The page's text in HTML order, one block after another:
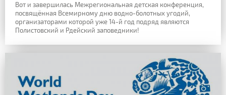
Вот и завершилась Межрегиональная детская конференция,
посвящённая Всемирному дню водно-болотных угодий,
организаторами которой уже 14-й год подряд являются
Полистовский и Рдейский заповедники!